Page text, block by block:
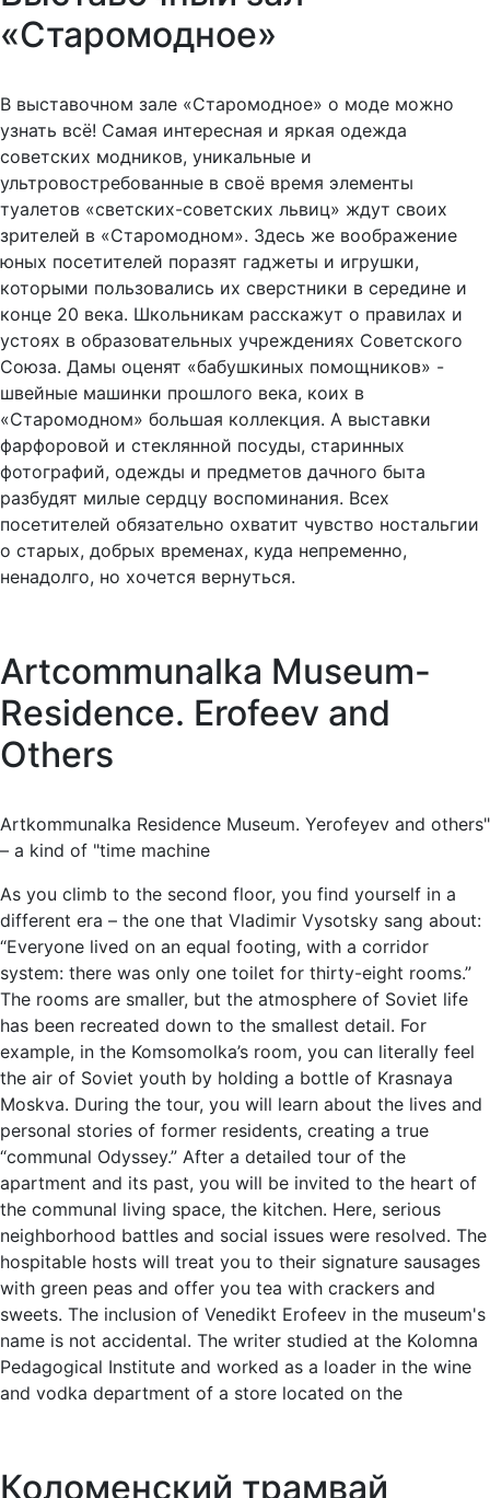
«Старомодное»
В выставочном зале «Старомодное» о моде можно
узнать всё! Самая интересная и яркая одежда
советских модников, уникальные и
ультровостребованные в своё время элементы
туалетов «светских-советских львиц» ждут своих
зрителей в «Старомодном». Здесь же воображение
юных посетителей поразят гаджеты и игрушки,
которыми пользовались их сверстники в середине и
конце 20 века. Школьникам расскажут о правилах и
устоях в образовательных учреждениях Советского
Союза. Дамы оценят «бабушкиных помощников» -
швейные машинки прошлого века, коих в
«Старомодном» большая коллекция. А выставки
фарфоровой и стеклянной посуды, старинных
фотографий, одежды и предметов дачного быта
разбудят милые сердцу воспоминания. Всех
посетителей обязательно охватит чувство ностальгии
о старых, добрых временах, куда непременно,
ненадолго, но хочется вернуться.
Artcommunalka Museum-
Residence. Erofeev and
Others
Artkommunalka Residence Museum. Yerofeyev and others"
– a kind of "time machine
As you climb to the second floor, you find yourself in a
different era – the one that Vladimir Vysotsky sang about:
“Everyone lived on an equal footing, with a corridor
system: there was only one toilet for thirty-eight rooms.”
The rooms are smaller, but the atmosphere of Soviet life
has been recreated down to the smallest detail. For
example, in the Komsomolka’s room, you can literally feel
the air of Soviet youth by holding a bottle of Krasnaya
Moskva. During the tour, you will learn about the lives and
personal stories of former residents, creating a true
“communal Odyssey.” After a detailed tour of the
apartment and its past, you will be invited to the heart of
the communal living space, the kitchen. Here, serious
neighborhood battles and social issues were resolved. The
hospitable hosts will treat you to their signature sausages
with green peas and offer you tea with crackers and
sweets. The inclusion of Venedikt Erofeev in the museum's
name is not accidental. The writer studied at the Kolomna
Pedagogical Institute and worked as a loader in the wine
and vodka department of a store located on the
Коломенский трамвай